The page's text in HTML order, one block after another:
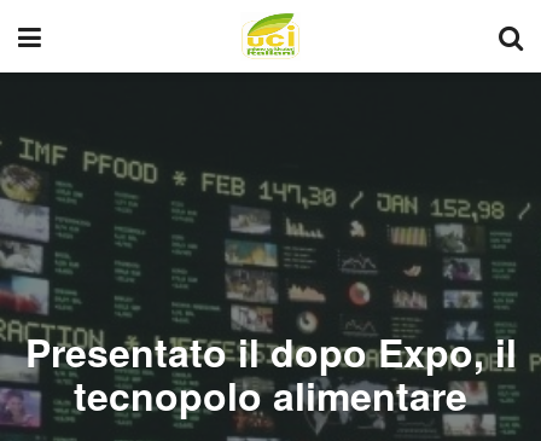
Presentato il dopo Expo, il
tecnopolo alimentare